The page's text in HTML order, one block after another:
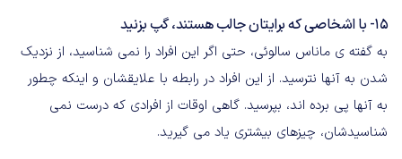
15- با اشخاصی که برایتان جالب هستند، گپ بزنید
به گفته ی ماناس سالوئی، حتی اگر این افراد را نمی شناسید، از نزدیک
شدن به آنها نترسید. از این افراد در رابطه با علایقشان و اینکه چطور
به آنها پی برده اند، بپرسید. گاهی اوقات از افرادی که درست نمی
شناسیدشان، چیزهای بیشتری یاد می گیرید.